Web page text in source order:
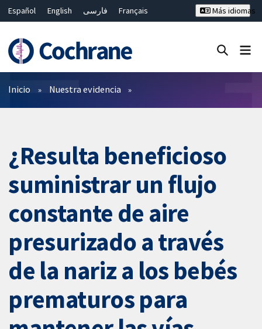
Español English فارسی
Français
Bahasa Malaysia
ไทย 繁體中文
Más idiomas
Filtros
Inicio Nuestra evidencia
¿Resulta beneficioso
suministrar un flujo
constante de aire
presurizado a través
de la nariz a los bebés
prematuros para